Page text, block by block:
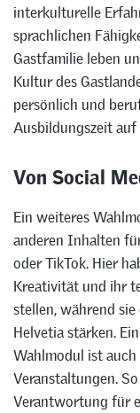
interkulturelle
sprachlichen
Gastfamilie leben
Kultur des
persönlich und
Ausbildungszeit auf
Von Social
Ein weiteres
anderen Inhalten
oder TikTok. Hier
Kreativität und ihr
stellen, während
Helvetia stärken.
Wahlmodul ist
Veranstaltungen.
Verantwortung für